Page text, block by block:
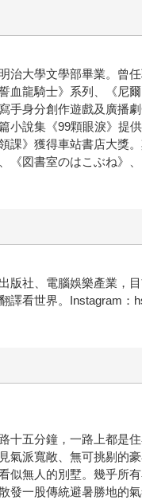
治大學文學部畢業。曾
血龍騎士》系列、《尼
手身分創作遊戲及廣播
小說集《99顆眼淚》提
課》獲得車站書店大獎
《図書室のはこぶね》、
版社、電腦娛樂產業，
譯看世界。Instagram：
十五分鐘，一路上都是
氣派寬敞、無可挑剔的
似無人的別墅。幾乎所
發一股傳統避暑勝地的氣